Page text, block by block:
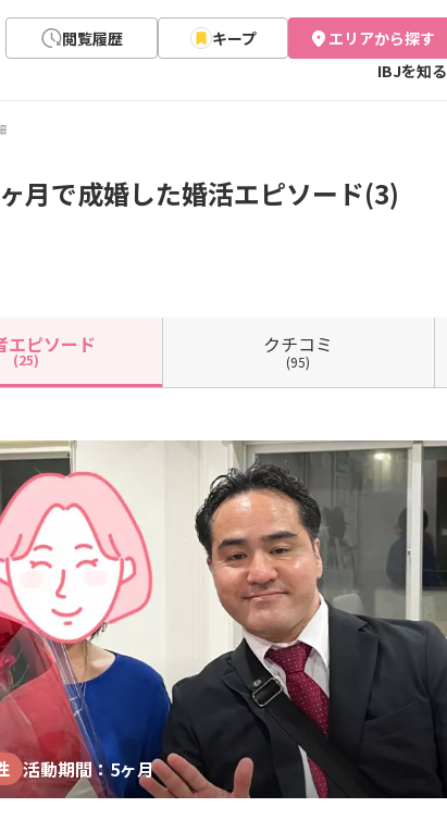
閲覧履歴 キープ エリアから探す
IBJを知る
月で成婚した婚活エピソード(3)
エピソード
(25)
クチコミ
(95)
活動期間：5ヶ月